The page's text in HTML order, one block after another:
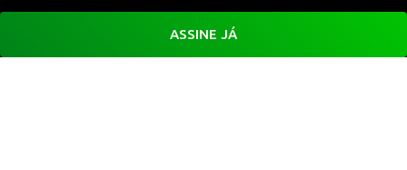
ASSINE JÁ